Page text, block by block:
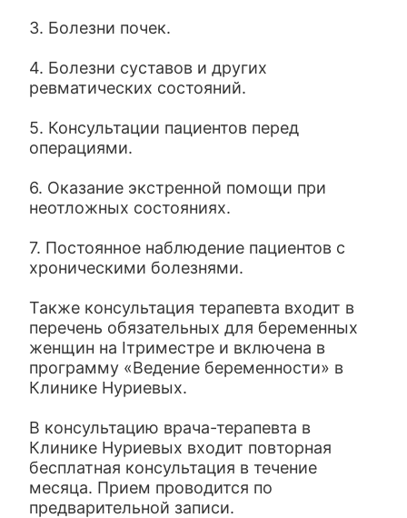
3. Болезни почек.
4. Болезни суставов и других
ревматических состояний.
5. Консультации пациентов перед
операциями.
6. Оказание экстренной помощи при
неотложных состояниях.
7. Постоянное наблюдение пациентов с
хроническими болезнями.
Также консультация терапевта входит в
перечень обязательных для беременных
женщин на Iтриместре и включена в
программу «Ведение беременности» в
Клинике Нуриевых.
В консультацию врача-терапевта в
Клинике Нуриевых входит повторная
бесплатная консультация в течение
месяца. Прием проводится по
предварительной записи.